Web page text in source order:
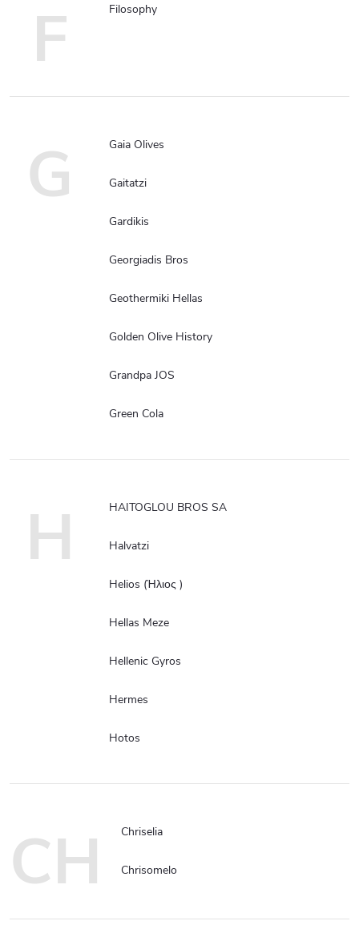
F Filosophy
G Gaia Olives
Gaitatzi
Gardikis
Georgiadis Bros
Geothermiki Hellas
Golden Olive History
Grandpa JOS
Green Cola
H HAITOGLOU BROS SA
Halvatzi
Helios (Ήλιος )
Hellas Meze
Hellenic Gyros
Hermes
Hotos
CH Chriselia
Chrisomelo